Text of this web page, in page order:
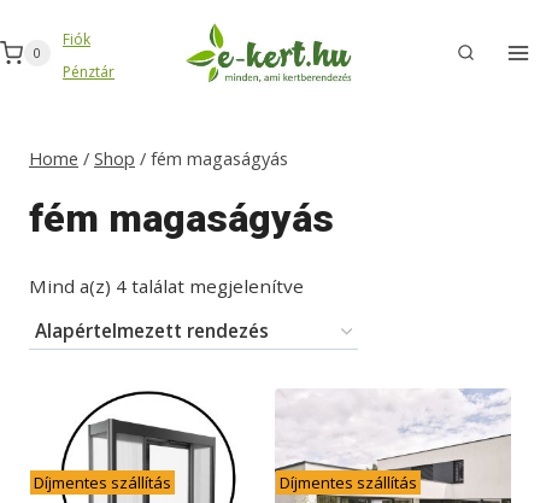
to
content
0
Fiók
Pénztár
Home / Shop / fém magaságyás
fém magaságyás
Mind a(z) 4 találat megjelenítve
Díjmentes szállítás Díjmentes szállítás